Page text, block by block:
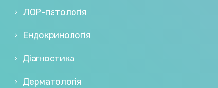
ЛОР-патологія
Ендокринологія
Діагностика
Дерматологія